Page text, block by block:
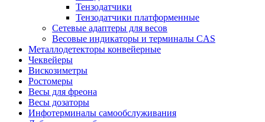
Тензодатчики
Тензодатчики платформенные
Сетевые адаптеры для весов
Весовые индикаторы и терминалы CAS
Металлодетекторы конвейерные
Чеквейеры
Вискозиметры
Ростомеры
Весы для фреона
Весы дозаторы
Инфотерминалы самообслуживания